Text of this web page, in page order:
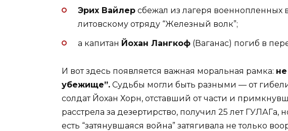
Эрих Вайлер сбежал из лагеря
литовскому отряду “Железный волк”;
а капитан Йохан Лангкоф (Ваганас) погиб в
И вот здесь появляется важная моральная рамка:
убежище”. Судьбы могли быть разными — от
солдат Йохан Хорн, отставший от части и
расстрела за дезертирство, получил 25 лет ГУЛАГа,
есть “затянувшаяся война” затягивала не только